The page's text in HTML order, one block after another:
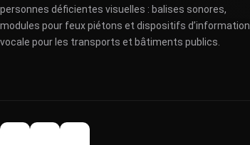
personnes déficientes visuelles : balises sonores,
modules pour feux piétons et dispositifs d’information
vocale pour les transports et bâtiments publics.